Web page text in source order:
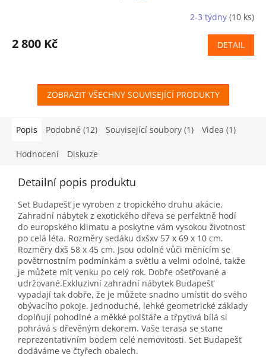
2-3 týdny (10 ks)
2 800 Kč DETAIL
ZOBRAZIT VŠECHNY SOUVISEJÍCÍ PRODUKTY
Popis Podobné (12) Související soubory (1) Videa (1)
Hodnocení Diskuze
Detailní popis produktu
Set Budapešť je vyroben z tropického druhu akácie.
Zahradní nábytek z exotického dřeva se perfektně hodí
do europského klimatu a poskytne vám vysokou životnost
po celá léta. Rozměry sedáku dxšxv 57 x 69 x 10 cm.
Rozměry dxš 58 x 45 cm. Jsou odolné vůči měnícím se
povětrnostním podmínkám a světlu a velmi odolné, takže
je můžete mít venku po celý rok. Dobře ošetřované a
udržované.Exkluzivní zahradní nábytek Budapešť
vypadají tak dobře, že je můžete snadno umístit do svého
obývacího pokoje. Jednoduché, lehké geometrické základy
doplňují pohodlné a měkké polštáře a třpytivá bílá si
pohrává s dřevěným dekorem. Vaše terasa se stane
reprezentativním bodem celé nemovitosti. Set Budapešť
dodáváme ve čtyřech obalech.